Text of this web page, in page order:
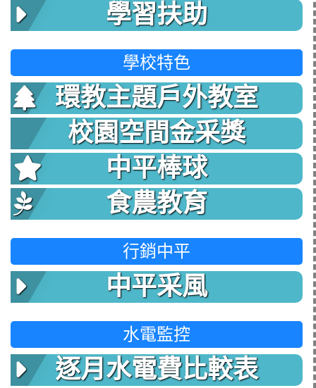
學習扶助
學校特色
環教主題戶外教室
校園空間金采獎
中平棒球
食農教育
行銷中平
中平采風
水電監控
逐月水電費比較表